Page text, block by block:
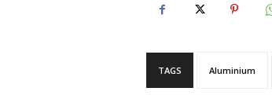
TAGS Aluminium